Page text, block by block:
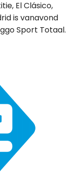
El Clásico,
is vanavond
Sport Totaal.